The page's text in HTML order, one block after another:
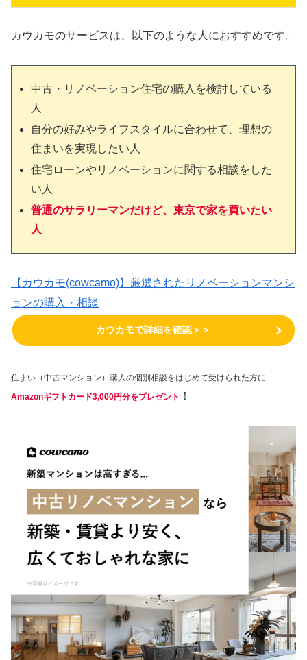
カウカモのサービスは、以下のような人におすすめです。
中古・リノベーション住宅の購入を検討している
人
自分の好みやライフスタイルに合わせて、理想の
住まいを実現したい人
住宅ローンやリノベーションに関する相談をした
い人
普通のサラリーマンだけど、東京で家を買いたい
人
【カウカモ(cowcamo)】厳選されたリノベーションマンシ
ョンの購入・相談
カウカモで詳細を確認＞＞
住まい（中古マンション）購入の個別相談をはじめて受けられた方に
Amazonギフトカード3,000円分をプレゼント
！